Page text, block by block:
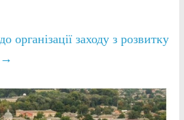
організації заходу з розвитку
→